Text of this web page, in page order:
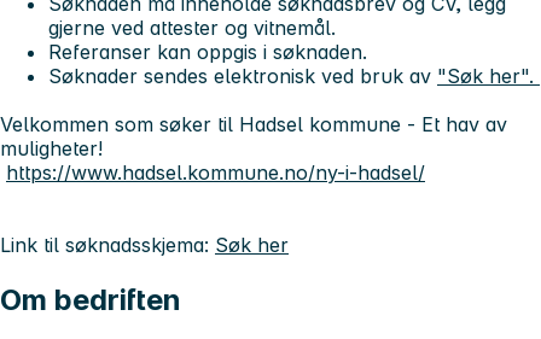
gjerne ved attester og vitnemål.
Referanser kan oppgis i søknaden.
Søknader sendes elektronisk ved bruk av "Søk her".
Velkommen som søker til Hadsel kommune - Et hav av
muligheter!
https://www.hadsel.kommune.no/ny-i-hadsel/
Link til søknadsskjema: Søk her
Om bedriften